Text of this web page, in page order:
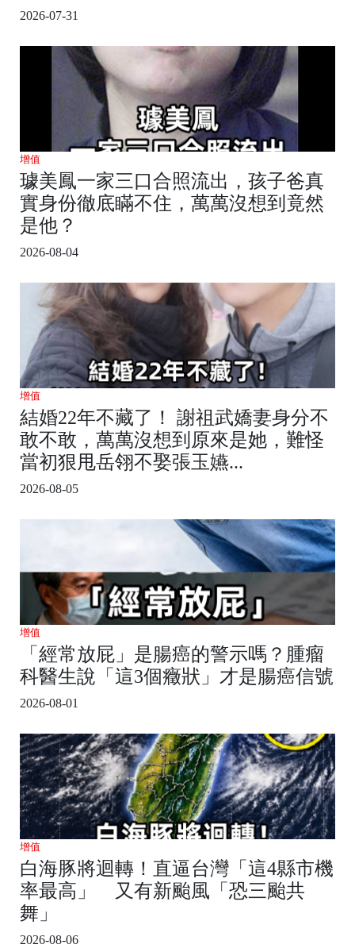
2026-07-31
增值
璩美鳳一家三口合照流出，孩子爸真
實身份徹底瞞不住，萬萬沒想到竟然
是他？
2026-08-04
增值
結婚22年不藏了！ 謝祖武嬌妻身分不
敢不敢，萬萬沒想到原來是她，難怪
當初狠甩岳翎不娶張玉嬿...
2026-08-05
增值
「經常放屁」是腸癌的警示嗎？腫瘤
科醫生說「這3個癥狀」才是腸癌信號
2026-08-01
增值
白海豚將迴轉！直逼台灣「這4縣市機
率最高」 又有新颱風「恐三颱共
舞」
2026-08-06